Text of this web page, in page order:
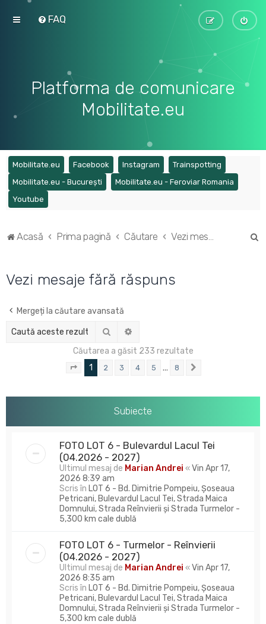
FAQ
Platforma de comunicare
Mobilitate.eu
Mobilitate.eu (Opens a new tab)
Facebook (Opens a new tab)
Instagram (Opens a new tab)
Trainspotting
Mobilitate.eu - București (Opens a new tab)
Mobilitate.eu - Feroviar Romania
Youtube
Acasă Prima pagină Căutare Vezi mesaje fără răspuns
Vezi mesaje fără răspuns
Mergeți la căutare avansată
Căutare
Căutarea a găsit 233 rezultate
Pagina1 din
1 2 3 4 5 … 8
Subiecte
FOTO LOT 6 - Bulevardul Lacul Tei
(04.2026 - 2027)
Ultimul mesaj de Marian Andrei «Vin Apr 17,
2026 8:39 am
Scris în LOT 6 - Bd. Dimitrie Pompeiu, Șoseaua
Petricani, Bulevardul Lacul Tei, Strada Maica
Domnului, Strada Reînvierii și Strada Turmelor -
5,300 km cale dublă
FOTO LOT 6 - Turmelor - Reînvierii
(04.2026 - 2027)
Ultimul mesaj de Marian Andrei «Vin Apr 17,
2026 8:35 am
Scris în LOT 6 - Bd. Dimitrie Pompeiu, Șoseaua
Petricani, Bulevardul Lacul Tei, Strada Maica
Domnului, Strada Reînvierii și Strada Turmelor -
5,300 km cale dublă